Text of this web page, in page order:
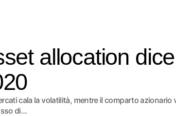
allocation
cala la volatilità, mentre il comparto azionario
di…